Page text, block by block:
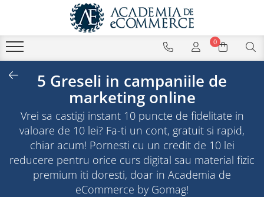
0
5 Greseli in campaniile de
marketing online
Vrei sa castigi instant 10 puncte de fidelitate in
valoare de 10 lei? Fa-ti un cont, gratuit si rapid,
chiar acum! Pornesti cu un credit de 10 lei
reducere pentru orice curs digital sau material fizic
premium iti doresti, doar in Academia de
eCommerce by Gomag!